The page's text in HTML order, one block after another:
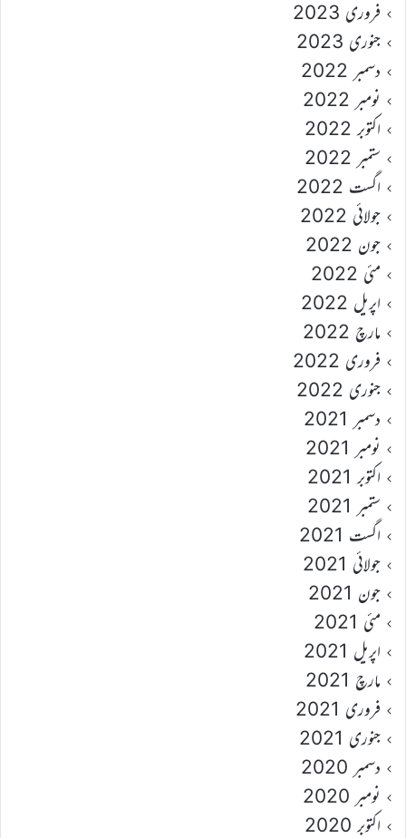
فروری 2023
جنوری 2023
دسمبر 2022
نومبر 2022
اکتوبر 2022
ستمبر 2022
اگست 2022
جولائی 2022
جون 2022
مئی 2022
اپریل 2022
مارچ 2022
فروری 2022
جنوری 2022
دسمبر 2021
نومبر 2021
اکتوبر 2021
ستمبر 2021
اگست 2021
جولائی 2021
جون 2021
مئی 2021
اپریل 2021
مارچ 2021
فروری 2021
جنوری 2021
دسمبر 2020
نومبر 2020
اکتوبر 2020